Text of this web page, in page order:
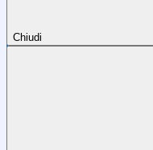
Chiudi